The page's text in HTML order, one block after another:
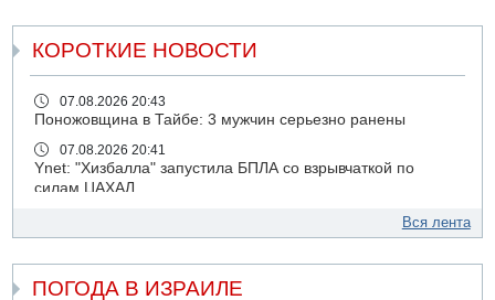
КОРОТКИЕ НОВОСТИ
07.08.2026 20:43
Поножовщина в Тайбе: 3 мужчин серьезно ранены
07.08.2026 20:41
Ynet: "Хизбалла" запустила БПЛА со взрывчаткой по
силам ЦАХАЛ
ДТП в Ашдоде: тяжело ранены двое маленьких детей
07.08.2026 19:14
Скончался водитель, врезавшийся в стену в
Вся лента
ПОГОДА В ИЗРАИЛЕ